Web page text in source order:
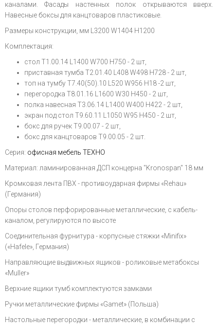
каналами. Фасады настенных полок открываются вверх.
Навесные боксы для канцтоваров пластиковые.
Размеры конструкции, мм L3200 W1404 H1200
Комплектация:
стол T1.00.14 L1400 W700 H750 - 2 шт,
приставная тумба T2.01.40 L408 W498 H728 - 2 шт,
топ на тумбу T7.40(50).10 L520 W956 H18 -2 шт,
перегородка T8.01.16 L1600 W30 H450 - 2 шт,
полка навесная T3.06.14 L1400 W400 H422 - 2 шт,
экран под стол T9.60.11 L1050 W95 H450 - 2 шт,
бокс для ручек Т9.00.07 - 2 шт,
бокс для канцтоваров Т9.00.05 - 2 шт.
Серия: офисная мебель ТЕХНО
Материал: ламинированная ДСП концерна "Kronospan" 18 мм
Кромковая лента ПВХ - противоударная фирмы «Rehau»
(Германия)
Опоры столов перфорированные металлические, с кабель-
каналом, регулируются по высоте
Соединительная фурнитура - корпусные стяжки «Minifix»
(«Hafele», Германия)
Направляющие выдвижных ящиков - роликовые метабоксы
«Muller»
Верхние ящики тумб комплектуются замками
Ручки металлические фирмы «Gamet» (Польша)
Настольные перегородки - металлические, в комбинации с